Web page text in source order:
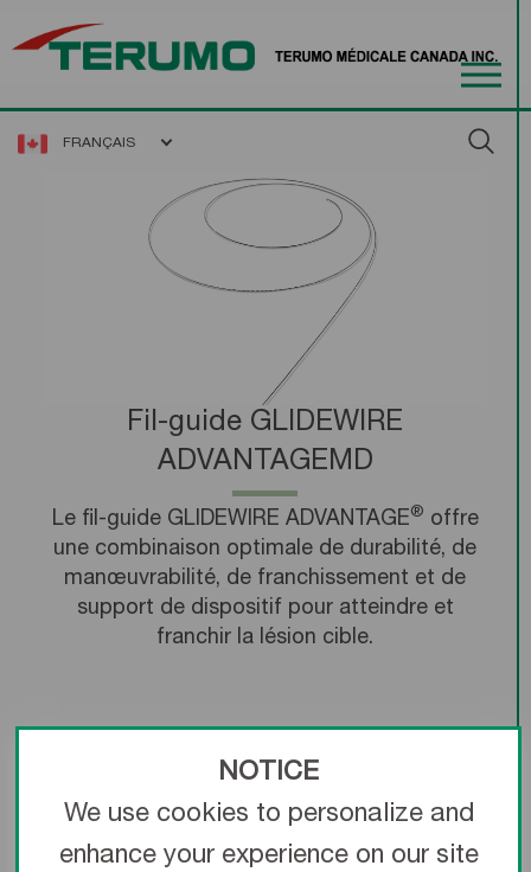
FRANÇAIS
Fil-guide GLIDEWIRE
ADVANTAGEMD
Le fil-guide GLIDEWIRE ADVANTAGE® offre
une combinaison optimale de durabilité, de
manœuvrabilité, de franchissement et de
support de dispositif pour atteindre et
franchir la lésion cible.
l’architecture GLIDEWIREMD unique et est
dotée du revêtement hydrophile Glide
NOTICE
We use cookies to personalize and
enhance your experience on our site